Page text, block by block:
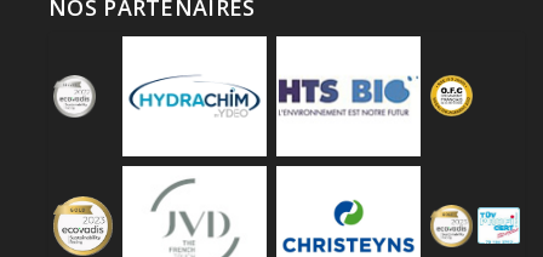
NOS PARTENAIRES